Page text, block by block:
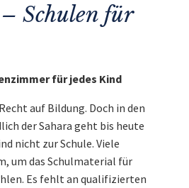
Schulen für
für jedes Kind
auf Bildung. Doch in den
der Sahara geht bis heute
nicht zur Schule. Viele
um das Schulmaterial für
Es fehlt an qualifizierten